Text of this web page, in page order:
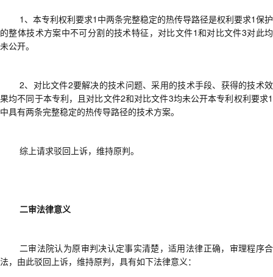
1、 本专利权利要求1中两条完整稳定的热传导路径是权利要求1保护
的整体技术方案中不可分割的技术特征，对比文件1和对比文件3对此均
未公开。
2、 对比文件2要解决的技术问题、采用的技术手段、获得的技术效
果均不同于本专利，且对比文件2和对比文件3均未公开本专利权利要求1
中具有两条完整稳定的热传导路径的技术方案。
综上请求驳回上诉，维持原判。
二审法律意义
二审法院认为原审判决认定事实清楚，适用法律正确，审理程序合
法， 由此驳回上诉，维持原判，具有如下法律意义：